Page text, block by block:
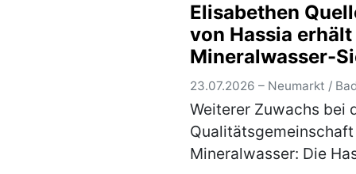
am Campus Haus
ein Dem Element
gehen die
am Mitt…(mehr)
Elisabethen
von Hassia
Mineralwasser-
23.07.2026 – Neumarkt /
Weiterer Zuwachs bei
Mineralwasser: Die